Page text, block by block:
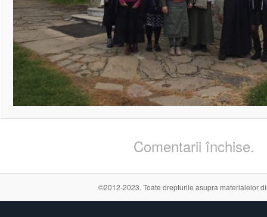
Comentarii închise.
©2012-2023. Toate drepturile asupra materialelor